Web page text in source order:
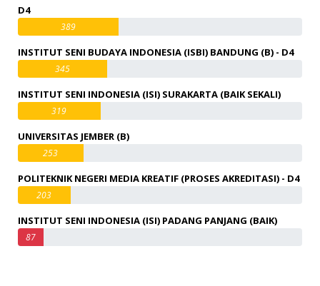
D4
389
INSTITUT SENI BUDAYA INDONESIA (ISBI) BANDUNG (B) - D4
345
INSTITUT SENI INDONESIA (ISI) SURAKARTA (BAIK SEKALI)
319
UNIVERSITAS JEMBER (B)
253
POLITEKNIK NEGERI MEDIA KREATIF (PROSES AKREDITASI) - D4
203
INSTITUT SENI INDONESIA (ISI) PADANG PANJANG (BAIK)
87